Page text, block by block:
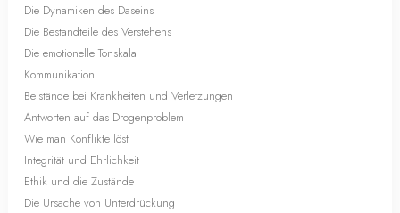
Die Dynamiken des Daseins
Die Bestandteile des Verstehens
Die emotionelle Tonskala
Kommunikation
Beistände bei Krankheiten und Verletzungen
Antworten auf das Drogenproblem
Wie man Konflikte löst
Integrität und Ehrlichkeit
Ethik und die Zustände
Die Ursache von Unterdrückung